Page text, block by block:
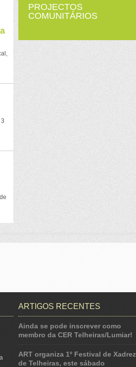
PROJECTOS
COMUNITÁRIOS
ARTIGOS RECENTES
Ainda se pode inscrever como
membro da CER Telheiras/Lumiar!
ART organiza 1º Festival de Xadrez
de Telheiras, este sábado